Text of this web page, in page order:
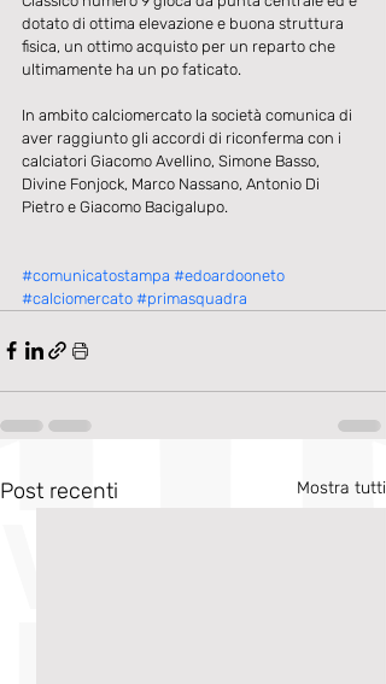
dotato di ottima elevazione e buona struttura
fisica, un ottimo acquisto per un reparto che
ultimamente ha un po faticato.
In ambito calciomercato la società comunica di
aver raggiunto gli accordi di riconferma con i
calciatori Giacomo Avellino, Simone Basso,
Divine Fonjock, Marco Nassano, Antonio Di
Pietro e Giacomo Bacigalupo.
#comunicatostampa #edoardooneto
#calciomercato #primasquadra
Post recenti Mostra tutti